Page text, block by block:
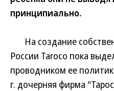
принципиально.
На создание
России Taroco пока
проводником ее
г. дочерняя фирма